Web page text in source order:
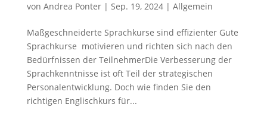
von Andrea Ponter| Sep. 19, 2024| Allgemein
Maßgeschneiderte Sprachkurse sind effizienter Gute
Sprachkurse motivieren und richten sich nach den
Bedürfnissen der TeilnehmerDie Verbesserung der
Sprachkenntnisse ist oft Teil der strategischen
Personalentwicklung. Doch wie finden Sie den
richtigen Englischkurs für...